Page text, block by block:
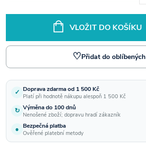
VLOŽIT DO KOŠÍKU
♡Přidat do oblíbených
✓ Doprava zdarma od 1 500 Kč
Platí při hodnotě nákupu alespoň 1 500 Kč
↻ Výměna do 100 dnů
Nenošené zboží; dopravu hradí zákazník
● Bezpečná platba
Ověřené platební metody